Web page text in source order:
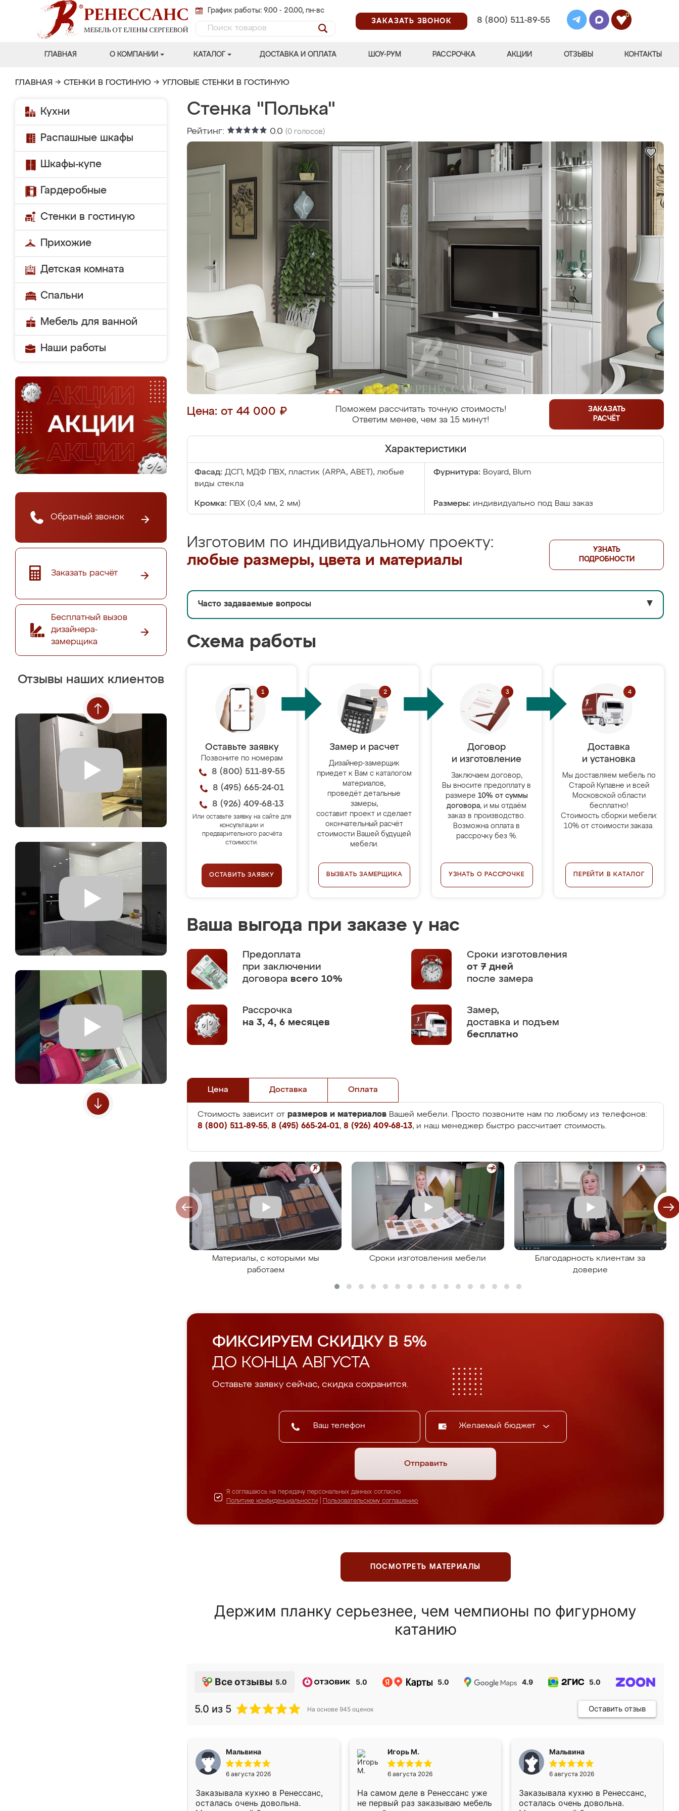
График работы: 9.00 - 20.00, пн-вс
ЗАКАЗАТЬ ЗВОНОК
8 (800) 511-89-55
0
ГЛАВНАЯ О КОМПАНИИ КАТАЛОГ ДОСТАВКА И ОПЛАТА ШОУ-РУМ РАССРОЧКА АКЦИИ ОТЗЫВЫ КОНТАКТЫ
ГЛАВНАЯ → СТЕНКИ В ГОСТИНУЮ → УГЛОВЫЕ СТЕНКИ В ГОСТИНУЮ
Кухни
Распашные шкафы
Шкафы-купе
Гардеробные
Стенки в гостиную
Прихожие
Детская комната
Спальни
Мебель для ванной
Наши работы
Обратный звонок
Заказать расчёт
Бесплатный вызов
дизайнера-
замерщика
Отзывы наших клиентов
Стенка "Полька"
Рейтинг: 0.0 (0 голосов)
Цена: от 44 000 ₽
Поможем рассчитать точную стоимость!
Ответим менее, чем за 15 минут!
ЗАКАЗАТЬ
РАСЧЁТ
Характеристики
Фасад: ДСП, МДФ ПВХ, пластик (ARPA, ABET), любые
виды стекла
Фурнитура: Boyard, Blum
Кромка: ПВХ (0,4 мм, 2 мм) Размеры: индивидуально под Ваш заказ
Изготовим по индивидуальному проекту:
любые размеры, цвета и материалы
УЗНАТЬ
ПОДРОБНОСТИ
Часто задаваемые вопросы ▼
Схема работы
Оставьте заявку
Позвоните по номерам
8 (800) 511-89-55
8 (495) 665-24-01
8 (926) 409-68-13
Или оставьте заявку на сайте для
консультации и
предварительного расчёта
стоимости.
ОСТАВИТЬ ЗАЯВКУ
Замер и расчет
Дизайнер-замерщик
приедет к Вам с каталогом
материалов,
проведёт детальные
замеры,
составит проект и сделает
окончательный расчёт
стоимости Вашей будущей
мебели.
ВЫЗВАТЬ ЗАМЕРЩИКА
Договор
и изготовление
Заключаем договор,
Вы вносите предоплату в
размере 10% от суммы
договора, и мы отдаём
заказ в производство.
Возможна оплата в
рассрочку без %.
УЗНАТЬ О РАССРОЧКЕ
Доставка
и установка
Мы доставляем мебель по
Старой Купавне и всей
Московской области
бесплатно!
Стоимость сборки мебели:
10% от стоимости заказа.
ПЕРЕЙТИ В КАТАЛОГ
Ваша выгода при заказе у нас
Предоплата
при заключении
договора всего 10%
Сроки изготовления
от 7 дней
после замера
Рассрочка
на 3, 4, 6 месяцев
Замер,
доставка и подъем
бесплатно
Цена Доставка Оплата
Стоимость зависит от размеров и материалов Вашей мебели. Просто позвоните нам по любому из телефонов:
8 (800) 511-89-55, 8 (495) 665-24-01, 8 (926) 409-68-13, и наш менеджер быстро рассчитает стоимость.
Материалы, с которыми мы
работаем
Сроки изготовления мебели
Благодарность клиентам за
доверие
ФИКСИРУЕМ СКИДКУ В 5%
ДО КОНЦА АВГУСТА
Оставьте заявку сейчас, скидка сохранится.
Желаемый бюджет
Отправить
Я соглашаюсь на передачу персональных данных согласно
Политике конфиденциальности
Пользовательскому соглашению
ПОСМОТРЕТЬ МАТЕРИАЛЫ
Держим планку серьезнее, чем чемпионы по фигурному
катанию
Все отзывы 5.0 5.0 5.0 4.9 5.0
5.0 из 5 На основе 945 оценок Оставить отзыв
Мальвина
6 августа 2026
Заказывала кухню в Ренессанс,
осталась очень довольна.
Игорь М.
6 августа 2026
На самом деле в Ренессанс уже
не первый раз заказываю мебель
Мальвина
6 августа 2026
Заказывала кухню в Ренессанс,
осталась очень довольна.